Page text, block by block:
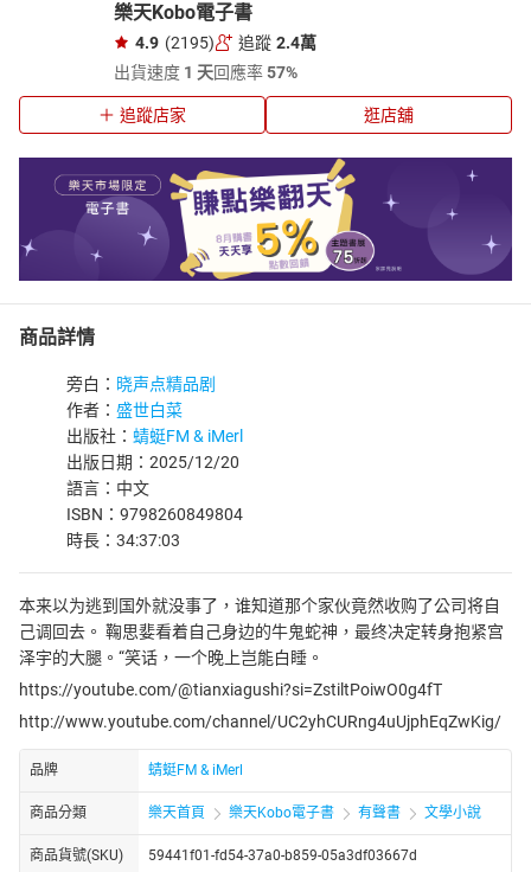
樂天Kobo電子書
4.9 (2195) 追蹤 2.4萬
出貨速度 1 天回應率57%
追蹤店家 逛店舖
商品詳情
旁白： 晓声点精品剧
作者： 盛世白菜
出版社： 蜻蜓FM & iMerl
出版日期：2025/12/20
語言：中文
ISBN：9798260849804
時長：34:37:03
本来以为逃到国外就没事了，谁知道那个家伙竟然收购了公司将自
己调回去。 鞠思婓看着自己身边的牛鬼蛇神，最终决定转身抱紧宫
泽宇的大腿。“笑话，一个晚上岂能白睡。
https://youtube.com/@tianxiagushi?si=ZstiltPoiwO0g4fT
http://www.youtube.com/channel/UC2yhCURng4uUjphEqZwKig/
品牌 蜻蜓FM & iMerl
商品分類 樂天首頁 樂天Kobo電子書 有聲書 文學小說
商品貨號(SKU) 59441f01-fd54-37a0-b859-05a3df03667d